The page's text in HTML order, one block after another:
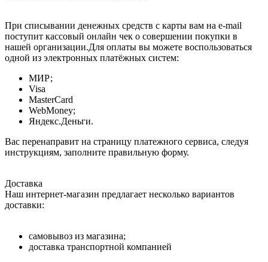
При списывании денежных средств с карты вам на e-mail
поступит кассовый онлайн чек о совершении покупки в
нашей организации.Для оплаты вы можете воспользоваться
одной из электронных платёжных систем:
МИР;
Visa
MasterCard
WebMoney;
Яндекс.Деньги.
Вас перенаправит на страницу платежного сервиса, следуя
инструкциям, заполните правильную форму.
Доставка
Наш интернет-магазин предлагает несколько вариантов
доставки:
самовывоз из магазина;
доставка транспортной компанией